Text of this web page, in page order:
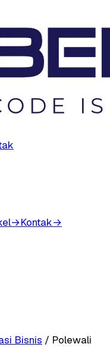
→Kontak→
Bisnis / Polewali